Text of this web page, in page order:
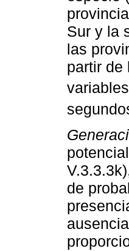
Sur y la
las
partir de
de